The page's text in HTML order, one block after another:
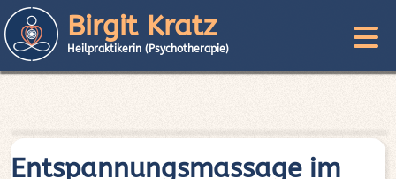
Birgit Kratz
Heilpraktikerin (Psychotherapie)
Entspannungsmassage im